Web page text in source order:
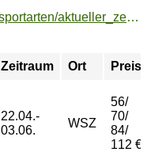
https://zeh2.zeh.hu-berlin.de/sportarten/aktueller_zeitraum/_Kajak_Basiskurs.html
Zeitraum Ort Preis
22.04.-
03.06.
WSZ
56/
70/
84/
112 €